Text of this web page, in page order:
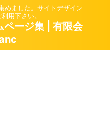
めました。サイトデザイン
用下さい。
ページ集 | 有限会